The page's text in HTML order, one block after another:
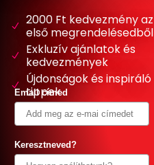
2000 Ft kedvezmény az
első megrendelésedből
Exkluzív ajánlatok és
kedvezmények
Újdonságok és inspiráló
tippek
Email címed
Keresztneved?